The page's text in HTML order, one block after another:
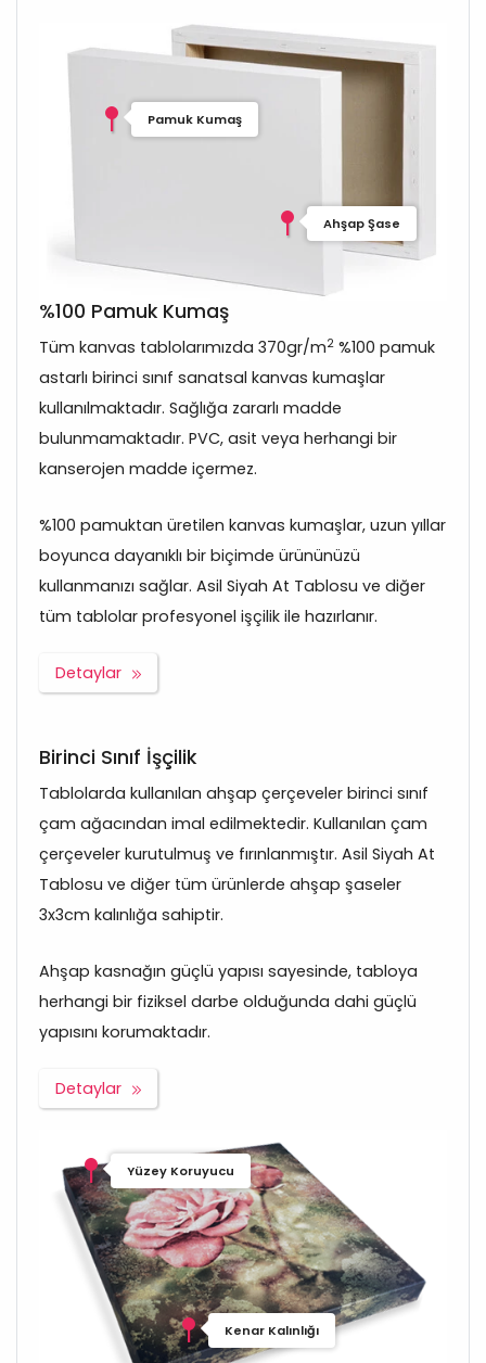
Pamuk Kumaş
Ahşap Şase
%100 Pamuk Kumaş
Tüm kanvas tablolarımızda 370gr/m2 %100 pamuk
astarlı birinci sınıf sanatsal kanvas kumaşlar
kullanılmaktadır. Sağlığa zararlı madde
bulunmamaktadır. PVC, asit veya herhangi bir
kanserojen madde içermez.
%100 pamuktan üretilen kanvas kumaşlar, uzun yıllar
boyunca dayanıklı bir biçimde ürününüzü
kullanmanızı sağlar. Asil Siyah At Tablosu ve diğer
tüm tablolar profesyonel işçilik ile hazırlanır.
Detaylar
Birinci Sınıf İşçilik
Tablolarda kullanılan ahşap çerçeveler birinci sınıf
çam ağacından imal edilmektedir. Kullanılan çam
çerçeveler kurutulmuş ve fırınlanmıştır. Asil Siyah At
Tablosu ve diğer tüm ürünlerde ahşap şaseler
3x3cm kalınlığa sahiptir.
Ahşap kasnağın güçlü yapısı sayesinde, tabloya
herhangi bir fiziksel darbe olduğunda dahi güçlü
yapısını korumaktadır.
Detaylar
Yüzey Koruyucu
Kenar Kalınlığı